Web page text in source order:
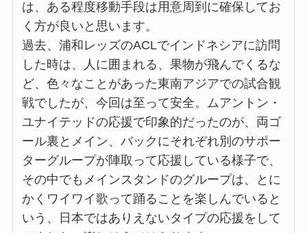
は、ある程度移動手段は用意周到に確保してお
く方が良いと思います。
過去、浦和レッズのACLでインドネシアに訪問
した時は、人に囲まれる、果物が飛んでくるな
ど、色々なことがあった東南アジアでの試合観
戦でしたが、今回は至って安全。ムアントン・
ユナイテッドの応援で印象的だったのが、両ゴ
ール裏とメイン、バックにそれぞれ別のサポー
ターグループが陣取って応援している様子で、
その中でもメインスタンドのグループは、とに
かくワイワイ歌って踊ることを楽しんでいると
いう、日本ではありえないタイプの応援をして